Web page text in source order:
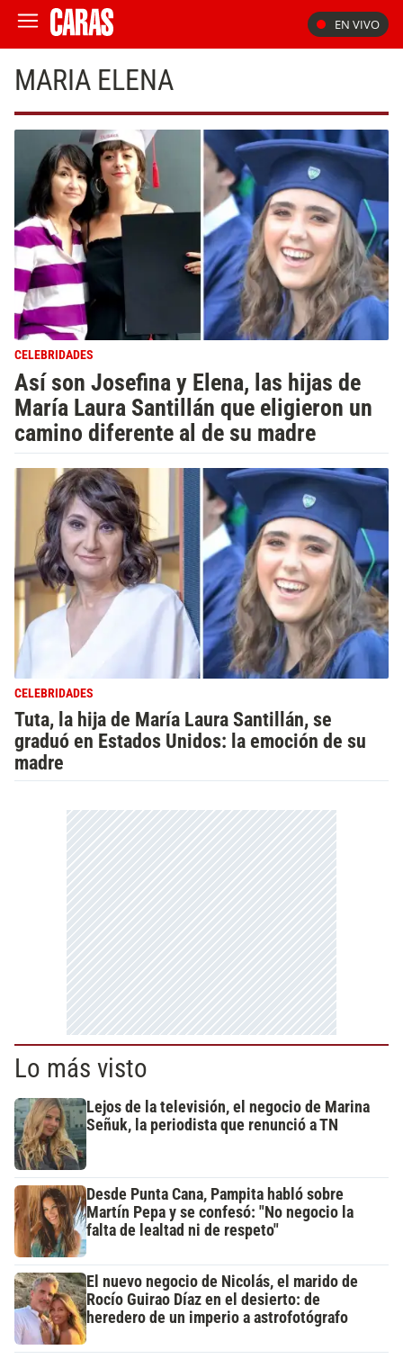
EN VIVO
MARIA ELENA
CELEBRIDADES
Así son Josefina y Elena, las hijas de
María Laura Santillán que eligieron un
camino diferente al de su madre
CELEBRIDADES
Tuta, la hija de María Laura Santillán, se
graduó en Estados Unidos: la emoción de su
madre
Lo más visto
Lejos de la televisión, el negocio de Marina
Señuk, la periodista que renunció a TN
Desde Punta Cana, Pampita habló sobre
Martín Pepa y se confesó: "No negocio la
falta de lealtad ni de respeto"
El nuevo negocio de Nicolás, el marido de
Rocío Guirao Díaz en el desierto: de
heredero de un imperio a astrofotógrafo